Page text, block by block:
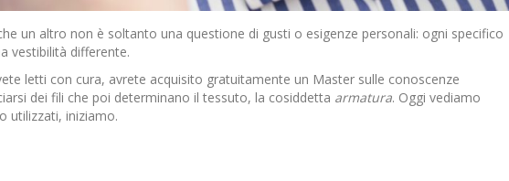
un altro non è soltanto una questione di gusti o esigenze personali: ogni specifico
vestibilità differente.
letti con cura, avrete acquisito gratuitamente un Master sulle conoscenze
dei fili che poi determinano il tessuto, la cosiddetta armatura. Oggi vediamo
utilizzati, iniziamo.